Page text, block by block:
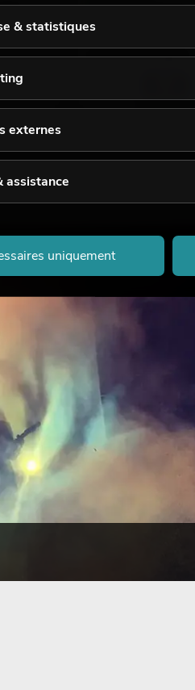
Le stock suffit pour env.
Prix sur demande
& statistiques
externes
assistance
uniquement